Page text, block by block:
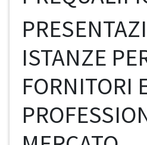
ISTANZE
FORNITORI